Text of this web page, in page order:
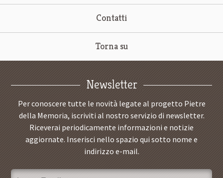
Contatti
Torna su
Newsletter
Per conoscere tutte le novità legate al progetto Pietre
della Memoria, iscriviti al nostro servizio di newsletter.
Riceverai periodicamente informazioni e notizie
aggiornate. Inserisci nello spazio qui sotto nome e
indirizzo e-mail.